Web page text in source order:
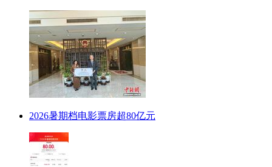
2026暑期档电影票房超80亿元